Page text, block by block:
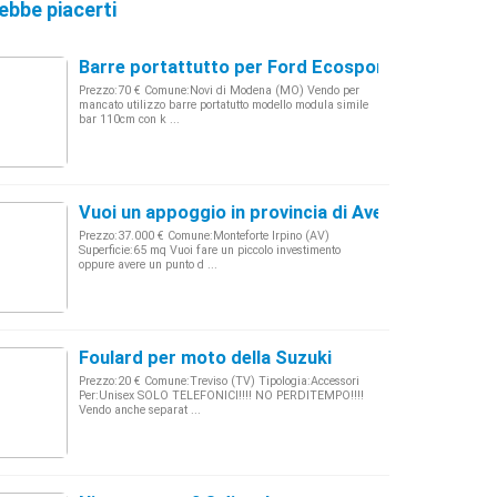
piacerti
Barre portattutto per Ford Ecosport
Prezzo:70 € Comune:Novi di Modena (MO) Vendo per
mancato utilizzo barre portatutto modello modula simile
bar 110cm con k ...
Vuoi un appoggio in provincia di Avellino? Eccolo
Prezzo:37.000 € Comune:Monteforte Irpino (AV)
Superficie:65 mq Vuoi fare un piccolo investimento
oppure avere un punto d ...
Foulard per moto della Suzuki
Prezzo:20 € Comune:Treviso (TV) Tipologia:Accessori
Per:Unisex SOLO TELEFONICI!!!! NO PERDITEMPO!!!!
Vendo anche separat ...